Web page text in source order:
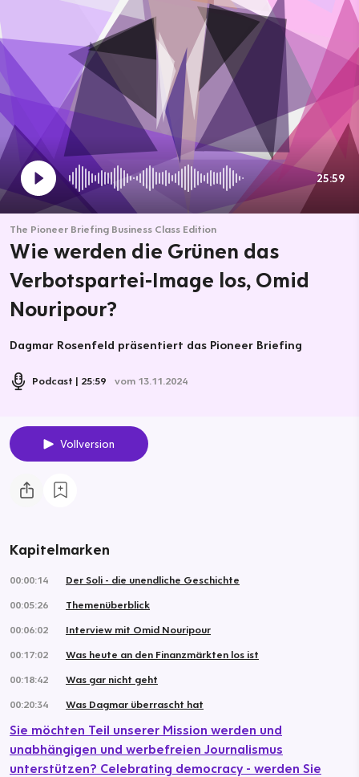
25:59
The Pioneer Briefing Business Class Edition
Wie werden die Grünen das
Verbotspartei-Image los, Omid
Nouripour?
Dagmar Rosenfeld präsentiert das Pioneer Briefing
Podcast 25:59 vom 13.11.2024
Vollversion
Kapitelmarken
00:00:14
Der Soli - die unendliche Geschichte
00:05:26
Themenüberblick
00:06:02
Interview mit Omid Nouripour
00:17:02
Was heute an den Finanzmärkten los ist
00:18:42
Was gar nicht geht
00:20:34
Was Dagmar überrascht hat
Sie möchten Teil unserer Mission werden und
unabhängigen und werbefreien Journalismus
unterstützen? Celebrating democracy - werden Sie